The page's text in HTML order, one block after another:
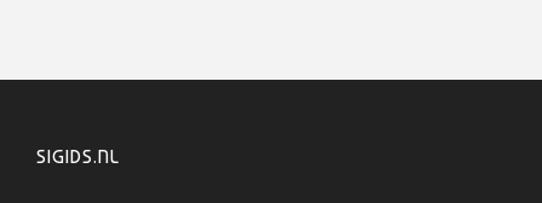
SIGIDS.NL